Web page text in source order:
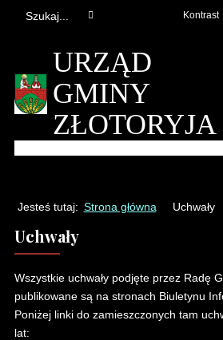
Kontrast
URZĄD
GMINY
ZŁOTORYJA
Jesteś tutaj: Strona główna Uchwały
Uchwały
Wszystkie uchwały podjęte przez Radę
publikowane są na stronach Biuletynu
Poniżej linki do zamieszczonych tam
lat: